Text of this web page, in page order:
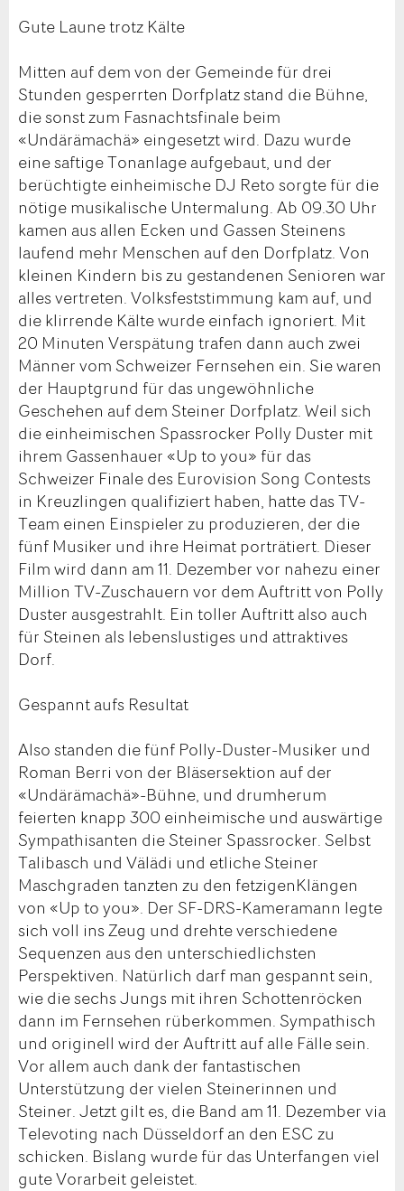
Gute Laune trotz Kälte
Mitten auf dem von der Gemeinde für drei
Stunden gesperrten Dorfplatz stand die Bühne,
die sonst zum Fasnachtsfinale beim
«Undärämachä» eingesetzt wird. Dazu wurde
eine saftige Tonanlage aufgebaut, und der
berüchtigte einheimische DJ Reto sorgte für die
nötige musikalische Untermalung. Ab 09.30 Uhr
kamen aus allen Ecken und Gassen Steinens
laufend mehr Menschen auf den Dorfplatz. Von
kleinen Kindern bis zu gestandenen Senioren war
alles vertreten. Volksfeststimmung kam auf, und
die klirrende Kälte wurde einfach ignoriert. Mit
20 Minuten Verspätung trafen dann auch zwei
Männer vom Schweizer Fernsehen ein. Sie waren
der Hauptgrund für das ungewöhnliche
Geschehen auf dem Steiner Dorfplatz. Weil sich
die einheimischen Spassrocker Polly Duster mit
ihrem Gassenhauer «Up to you» für das
Schweizer Finale des Eurovision Song Contests
in Kreuzlingen qualifiziert haben, hatte das TV-
Team einen Einspieler zu produzieren, der die
fünf Musiker und ihre Heimat porträtiert. Dieser
Film wird dann am 11. Dezember vor nahezu einer
Million TV-Zuschauern vor dem Auftritt von Polly
Duster ausgestrahlt. Ein toller Auftritt also auch
für Steinen als lebenslustiges und attraktives
Dorf.
Gespannt aufs Resultat
Also standen die fünf Polly-Duster-Musiker und
Roman Berri von der Bläsersektion auf der
«Undärämachä»-Bühne, und drumherum
feierten knapp 300 einheimische und auswärtige
Sympathisanten die Steiner Spassrocker. Selbst
Talibasch und Välädi und etliche Steiner
Maschgraden tanzten zu den fetzigenKlängen
von «Up to you». Der SF-DRS-Kameramann legte
sich voll ins Zeug und drehte verschiedene
Sequenzen aus den unterschiedlichsten
Perspektiven. Natürlich darf man gespannt sein,
wie die sechs Jungs mit ihren Schottenröcken
dann im Fernsehen rüberkommen. Sympathisch
und originell wird der Auftritt auf alle Fälle sein.
Vor allem auch dank der fantastischen
Unterstützung der vielen Steinerinnen und
Steiner. Jetzt gilt es, die Band am 11. Dezember via
Televoting nach Düsseldorf an den ESC zu
schicken. Bislang wurde für das Unterfangen viel
gute Vorarbeit geleistet.